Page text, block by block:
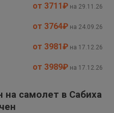
от 3711₽ на 29.11.26
от 3764₽ на 24.09.26
от 3981₽ на 17.12.26
от 3989₽ на 17.12.26
на самолет в Сабиха